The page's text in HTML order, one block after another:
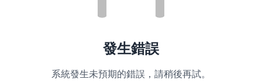
發生錯誤
系統發生未預期的錯誤，請稍後再試。